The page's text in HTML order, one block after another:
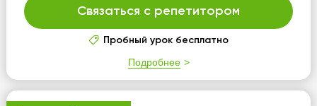
Связаться с репетитором
Пробный урок бесплатно
Подробнее